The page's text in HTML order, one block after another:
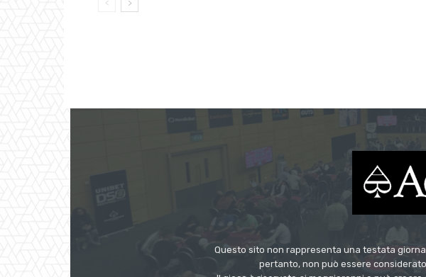
Questo sito non rappresenta una testata
pertanto, non può essere